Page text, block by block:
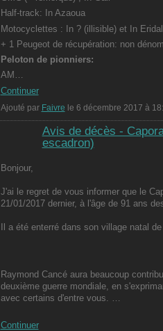
Half-track: In Azaoua
Motocyclettes : In ? (illisible) et In Eridal
+ 1 Peugeot de récupération: non
Peloton de pionniers:
AM…
Continuer
Ajouté par Faivre le 6 décembre 2017 à
Avis de décès -
escadron)
Bonjour,
J'ai le regret de vous informer que le
21/01/2017 dernier, à l'âge de 91 ans
Il a été enterré dans son village natal
Raymond Cancé aura beaucoup
deuxième guerre mondiale, en
avec certains d'entre vous. …
Continuer